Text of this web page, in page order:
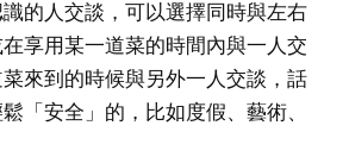
的人交談，可以選擇同時與左右
享用某一道菜的時間內與一人交
來到的時候與另外一人交談，話
「安全」的，比如度假、藝術、